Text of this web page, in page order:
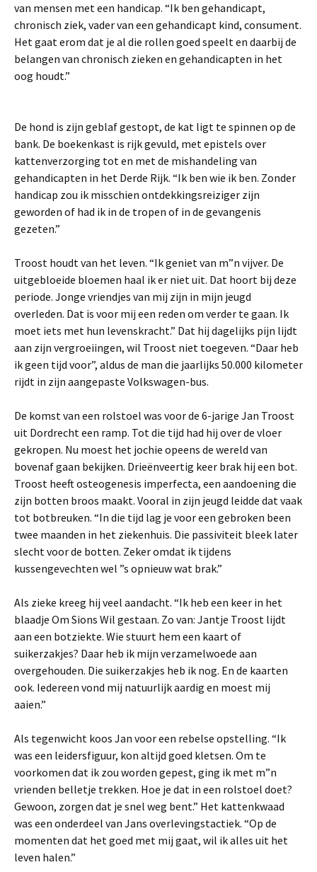
van mensen met een handicap. “Ik ben gehandicapt,
chronisch ziek, vader van een gehandicapt kind, consument.
Het gaat erom dat je al die rollen goed speelt en daarbij de
belangen van chronisch zieken en gehandicapten in het
oog houdt.”
De hond is zijn geblaf gestopt, de kat ligt te spinnen op de
bank. De boekenkast is rijk gevuld, met epistels over
kattenverzorging tot en met de mishandeling van
gehandicapten in het Derde Rijk. “Ik ben wie ik ben. Zonder
handicap zou ik misschien ontdekkingsreiziger zijn
geworden of had ik in de tropen of in de gevangenis
gezeten.”
Troost houdt van het leven. “Ik geniet van m”n vijver. De
uitgebloeide bloemen haal ik er niet uit. Dat hoort bij deze
periode. Jonge vriendjes van mij zijn in mijn jeugd
overleden. Dat is voor mij een reden om verder te gaan. Ik
moet iets met hun levenskracht.” Dat hij dagelijks pijn lijdt
aan zijn vergroeiingen, wil Troost niet toegeven. “Daar heb
ik geen tijd voor”, aldus de man die jaarlijks 50.000 kilometer
rijdt in zijn aangepaste Volkswagen-bus.
De komst van een rolstoel was voor de 6-jarige Jan Troost
uit Dordrecht een ramp. Tot die tijd had hij over de vloer
gekropen. Nu moest het jochie opeens de wereld van
bovenaf gaan bekijken. Drieënveertig keer brak hij een bot.
Troost heeft osteogenesis imperfecta, een aandoening die
zijn botten broos maakt. Vooral in zijn jeugd leidde dat vaak
tot botbreuken. “In die tijd lag je voor een gebroken been
twee maanden in het ziekenhuis. Die passiviteit bleek later
slecht voor de botten. Zeker omdat ik tijdens
kussengevechten wel ”s opnieuw wat brak.”
Als zieke kreeg hij veel aandacht. “Ik heb een keer in het
blaadje Om Sions Wil gestaan. Zo van: Jantje Troost lijdt
aan een botziekte. Wie stuurt hem een kaart of
suikerzakjes? Daar heb ik mijn verzamelwoede aan
overgehouden. Die suikerzakjes heb ik nog. En de kaarten
ook. Iedereen vond mij natuurlijk aardig en moest mij
aaien.”
Als tegenwicht koos Jan voor een rebelse opstelling. “Ik
was een leidersfiguur, kon altijd goed kletsen. Om te
voorkomen dat ik zou worden gepest, ging ik met m”n
vrienden belletje trekken. Hoe je dat in een rolstoel doet?
Gewoon, zorgen dat je snel weg bent.” Het kattenkwaad
was een onderdeel van Jans overlevingstactiek. “Op de
momenten dat het goed met mij gaat, wil ik alles uit het
leven halen.”